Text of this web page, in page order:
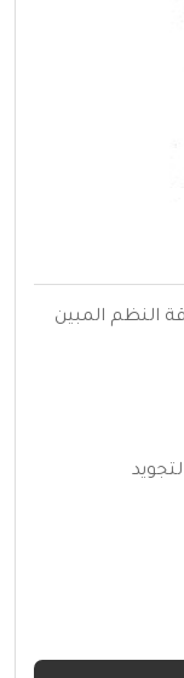
النظم المبين